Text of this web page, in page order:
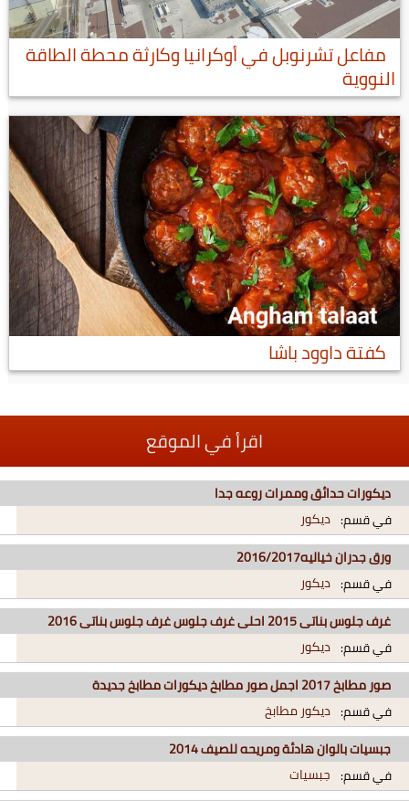
مفاعل تشرنوبل في أوكرانيا وكارثة محطة الطاقة
النووية
كفتة داوود باشا
اقرأ في الموقع
ديكورات حدائق وممرات روعه جدا
في قسم: ديكور
ورق جدران خياليه2016/2017
في قسم: ديكور
غرف جلوس بناتى 2015 احلى غرف جلوس غرف جلوس بناتى 2016
في قسم: ديكور
صور مطابخ 2017 اجمل صور مطابخ ديكورات مطابخ جديدة
في قسم: ديكور مطابخ
جبسيات بالوان هادئة ومريحه للصيف 2014
في قسم: جبسيات